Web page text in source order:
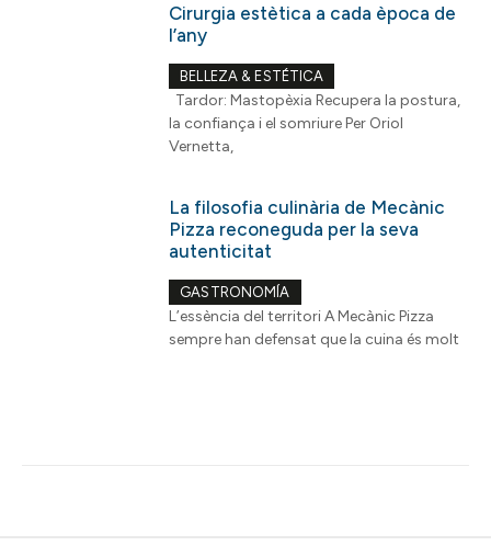
Cirurgia estètica a cada època de
l’any
BELLEZA & ESTÉTICA
Tardor: Mastopèxia Recupera la postura,
la confiança i el somriure Per Oriol
Vernetta,
La filosofia culinària de Mecànic
Pizza reconeguda per la seva
autenticitat
GASTRONOMÍA
L’essència del territori A Mecànic Pizza
sempre han defensat que la cuina és molt